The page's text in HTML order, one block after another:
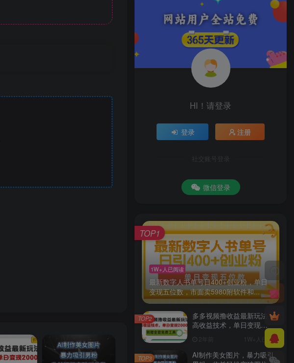
发行人计划蛋仔派对全新玩
法，一天3000＋，蓝海暴力
变现2年前
公众号S粉新玩法，简单操
作、多重变现，每日收益1k
2年前
HI！请登录
登录 注册
社交账号登录
微信登录
1W+人已阅读
最新数字人书单号日400+创业粉，单日
变现五位数，市面卖5980附软件和...
TOP1
多多视频撸收益最新玩法，
高收益技术，单日变现
2000+，附赠全套技术资料
2年前 1W+人已阅读
TOP2
AI制作美女图片，暴力吸引
TOP3